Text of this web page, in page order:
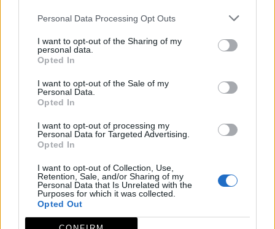
Personal Data Processing Opt Outs
I want to opt-out of the Sharing of my
personal data.
Opted In
I want to opt-out of the Sale of my
Personal Data.
Opted In
I want to opt-out of processing my
Personal Data for Targeted Advertising.
Opted In
I want to opt-out of Collection, Use,
Retention, Sale, and/or Sharing of my
Personal Data that Is Unrelated with the
Purposes for which it was collected.
Opted Out
En breve se utilizará el embarcadero como muelle de
surcará las aguas del río Tajo, conocido como
\'Balcón del Tajo\'. Además, se ha habilitado para ello
en una de las casas, la venta de billetes para el
crucero y un punto de información turística de la
Con este proyecto se ha hecho posible el viejo sueño
de navegar por estas aguas, pues nace con una clara
vocación de mostrar, a locales y foráneos, las
desconocidas e internacionales orillas del Tajo.
Mapa